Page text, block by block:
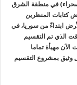
في منطقة الشرق
كتابات المنظرين
ابتداءً من سوريا، في
الذي تم التقسيم
الآن مهيأة تماما
وثيق بمشروع التقسيم